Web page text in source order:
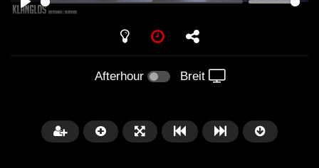
PLAY
Afterhour Breit